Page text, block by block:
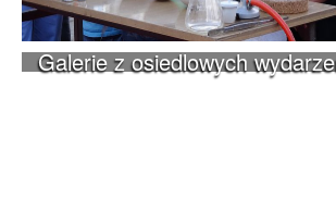
Galerie z osiedlowych